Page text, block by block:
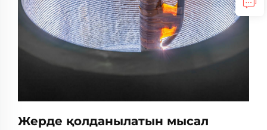
Жерде қолданылатын мысал